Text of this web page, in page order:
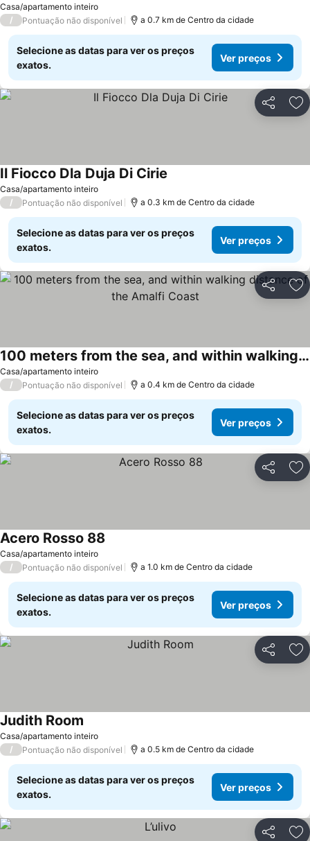
Casa/apartamento inteiro
/ Pontuação não disponível a 0.7 km de Centro da cidade
Selecione as datas para ver os preços
exatos.
Ver preços
Partilhar
Casa/apartamento inteiro
Il Fiocco Dla Duja Di Cirie
/ Pontuação não disponível a 0.3 km de Centro da cidade
Selecione as datas para ver os preços
exatos.
Ver preços
Partilhar
Casa/apartamento inteiro
100 meters from the sea, and within walking distance of the Amalfi Coast
Ver preços
/ Pontuação não disponível a 0.4 km de Centro da cidade
Selecione as datas para ver os preços
exatos.
Ver preços
Partilhar
Casa/apartamento inteiro
Acero Rosso 88
/ Pontuação não disponível a 1.0 km de Centro da cidade
Selecione as datas para ver os preços
exatos.
Ver preços
Partilhar
Casa/apartamento inteiro
Judith Room
/ Pontuação não disponível a 0.5 km de Centro da cidade
Selecione as datas para ver os preços
exatos.
Ver preços
Partilhar